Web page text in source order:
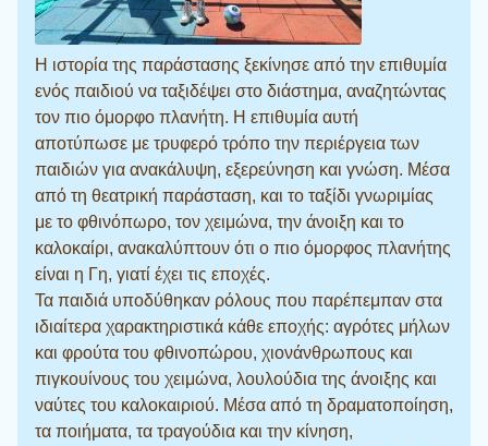
Η ιστορία της παράστασης ξεκίνησε από την επιθυμία
ενός παιδιού να ταξιδέψει στο διάστημα, αναζητώντας
τον πιο όμορφο πλανήτη. Η επιθυμία αυτή
αποτύπωσε με τρυφερό τρόπο την περιέργεια των
παιδιών για ανακάλυψη, εξερεύνηση και γνώση. Μέσα
από τη θεατρική παράσταση, και το ταξίδι γνωριμίας
με το φθινόπωρο, τον χειμώνα, την άνοιξη και το
καλοκαίρι, ανακαλύπτουν ότι ο πιο όμορφος πλανήτης
είναι η Γη, γιατί έχει τις εποχές.
Τα παιδιά υποδύθηκαν ρόλους που παρέπεμπαν στα
ιδιαίτερα χαρακτηριστικά κάθε εποχής: αγρότες μήλων
και φρούτα του φθινοπώρου, χιονάνθρωπους και
πιγκουίνους του χειμώνα, λουλούδια της άνοιξης και
ναύτες του καλοκαιριού. Μέσα από τη δραματοποίηση,
τα ποιήματα, τα τραγούδια και την κίνηση,